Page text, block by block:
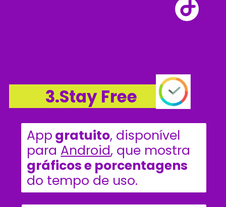
3.Stay Free
App gratuito, disponível
para Android
do tempo de uso.